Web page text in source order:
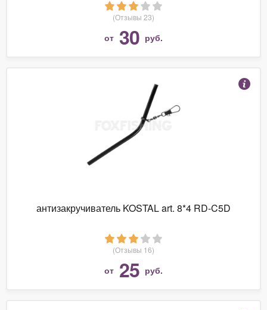
(Отзывы 23)
от 30 руб.
антизакручиватель KOSTAL art. 8*4 RD-C5D
(Отзывы 16)
от 25 руб.